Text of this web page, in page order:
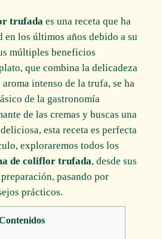
trufada es una receta que ha
en los últimos años debido a su
múltiples beneficios
que combina la delicadeza
intenso de la trufa, se ha
de la gastronomía
de las cremas y buscas una
esta receta es perfecta
exploraremos todos los
de coliflor trufada, desde sus
pasando por
prácticos.